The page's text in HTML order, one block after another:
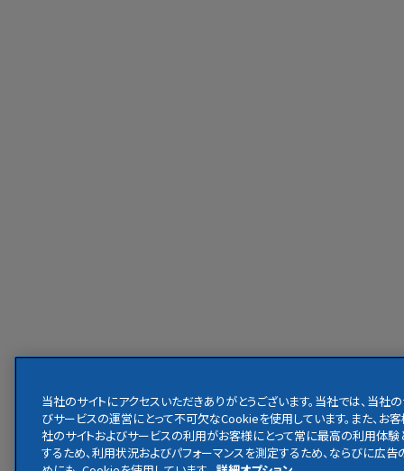
当社のサイトにアクセスいただきありがとうございます。当社では、当社の
びサービスの運営にとって不可欠なCookieを使用しています。また、お
社のサイトおよびサービスの利用がお客様にとって常に最高の利用体験
するため、利用状況およびパフォーマンスを測定するため、ならびに広